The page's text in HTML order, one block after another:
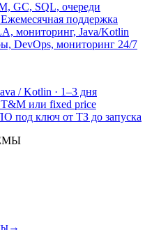
GC, SQL, очереди
Ежемесячная поддержка
мониторинг, Java/Kotlin
DevOps, мониторинг 24/7
/ Kotlin · 1–3 дня
T&M или fixed price
под ключ от ТЗ до запуска
→